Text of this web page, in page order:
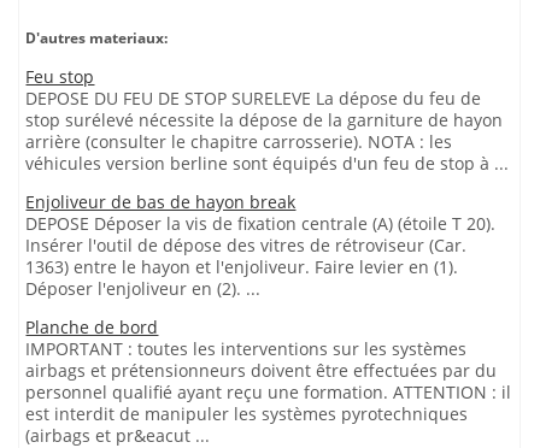
D'autres materiaux:
Feu stop
DEPOSE DU FEU DE STOP SURELEVE La dépose du feu de
stop surélevé nécessite la dépose de la garniture de hayon
arrière (consulter le chapitre carrosserie). NOTA : les
véhicules version berline sont équipés d'un feu de stop à ...
Enjoliveur de bas de hayon break
DEPOSE Déposer la vis de fixation centrale (A) (étoile T 20).
Insérer l'outil de dépose des vitres de rétroviseur (Car.
1363) entre le hayon et l'enjoliveur. Faire levier en (1).
Déposer l'enjoliveur en (2). ...
Planche de bord
IMPORTANT : toutes les interventions sur les systèmes
airbags et prétensionneurs doivent être effectuées par du
personnel qualifié ayant reçu une formation. ATTENTION : il
est interdit de manipuler les systèmes pyrotechniques
(airbags et pr&eacut ...